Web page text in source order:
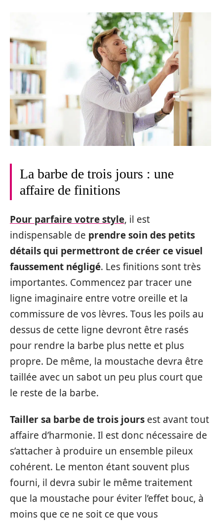
La barbe de trois jours : une
affaire de finitions
Pour parfaire votre style, il est
indispensable de prendre soin des petits
détails qui permettront de créer ce visuel
faussement négligé. Les finitions sont très
importantes. Commencez par tracer une
ligne imaginaire entre votre oreille et la
commissure de vos lèvres. Tous les poils au
dessus de cette ligne devront être rasés
pour rendre la barbe plus nette et plus
propre. De même, la moustache devra être
taillée avec un sabot un peu plus court que
le reste de la barbe.
Tailler sa barbe de trois jours est avant tout
affaire d’harmonie. Il est donc nécessaire de
s’attacher à produire un ensemble pileux
cohérent. Le menton étant souvent plus
fourni, il devra subir le même traitement
que la moustache pour éviter l’effet bouc, à
moins que ce ne soit ce que vous